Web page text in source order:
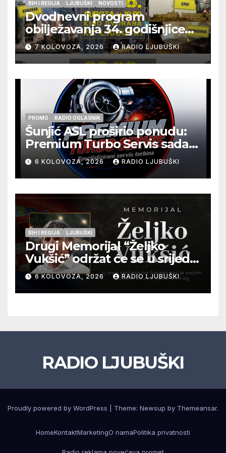
BIH I REGIJA LJUBUŠKI NOVOSTI
Dvodnevni program
obilježavanja 34. godišnjice
pogibije generala Blaža
Kraljevića i osmorice
pripadnika HOS-a
7 KOLOVOZA, 2026 RADIO LJUBUŠKI
PROMO RADIO OGLASNIK
Šunjić ASL proširio ponudu:
Premium Turbo Servis sada
na jednoj adresi u Ljubuškom
6 KOLOVOZA, 2026 RADIO LJUBUŠKI
BIH I REGIJA LJUBUŠKI
Drugi Memorijal “Željko
Vukšić” održat će se u srijedu
12. kolovoza u Otoku
6 KOLOVOZA, 2026 RADIO LJUBUŠKI
RADIO LJUBUŠKI
Proudly powered by WordPress Theme: Newsup by Themeansar.
HomeKontaktMarketingO namaPolitika privatnosti